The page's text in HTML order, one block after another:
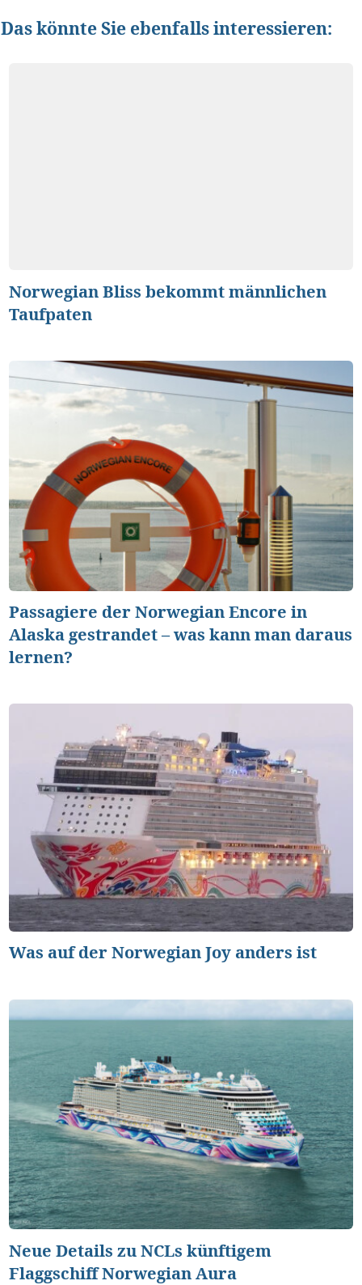
Das könnte Sie ebenfalls interessieren:
Norwegian Bliss bekommt männlichen
Taufpaten
Passagiere der Norwegian Encore in
Alaska gestrandet – was kann man daraus
lernen?
Was auf der Norwegian Joy anders ist
Neue Details zu NCLs künftigem
Flaggschiff Norwegian Aura